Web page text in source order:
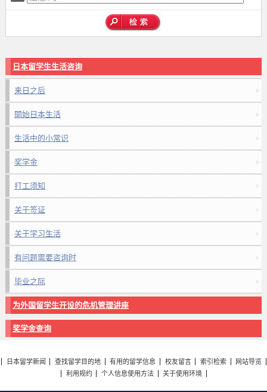
日本留学生生活咨询
来日之后
開始日本生活
生活中的小常识
奖学金
打工须知
关于签证
关于学习生活
有问题需要咨询时
毕业之际
为外国留学生开设的危机管理讲座
奖学金查询
日本留学新闻 查找留学目的地 有用的留学信息 校友留言 索引检索
网站导览
利用规约
个人信息使用方法 关于使用环境